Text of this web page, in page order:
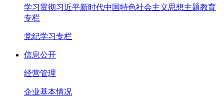
学习贯彻习近平新时代中国特色社会主义思想主题教育
专栏
党纪学习专栏
信息公开
经营管理
企业基本情况